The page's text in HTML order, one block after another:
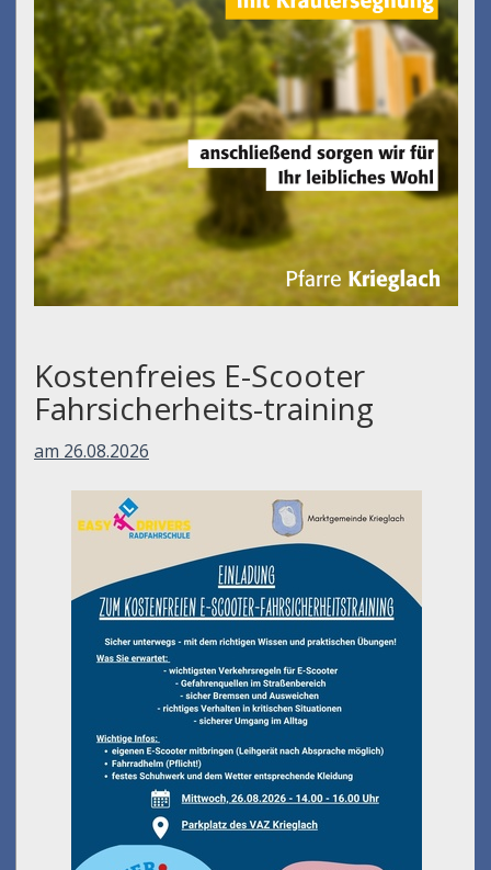
Kostenfreies E-Scooter
Fahrsicherheits-training
am 26.08.2026